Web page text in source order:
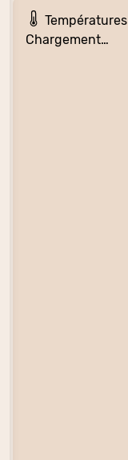
Températures
Chargement…